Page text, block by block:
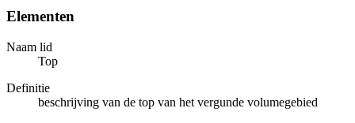
Elementen
Naam lid
Top
Definitie
beschrijving van de top van het vergunde volumegebied